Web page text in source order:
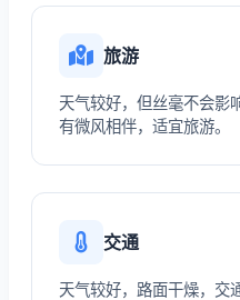
旅游
天气较好，但丝毫不会影
有微风相伴，适宜旅游。
交通
天气较好，路面干燥，交